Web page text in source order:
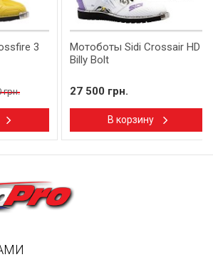
3
грн.
Мотоботы Sidi Crossair HD
Billy Bolt
27 500 грн.
В корзину